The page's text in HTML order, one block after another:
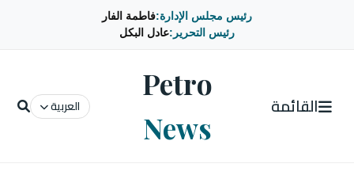
رئيس مجلس الإدارة:فاطمة الفار
رئيس التحرير:عادل البكل
القائمة
Petro
News
العربية